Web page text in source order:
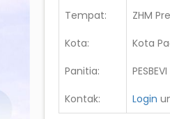
Tempat:
ZHM
Kota:
Kota
Panitia:
Kontak:
Login